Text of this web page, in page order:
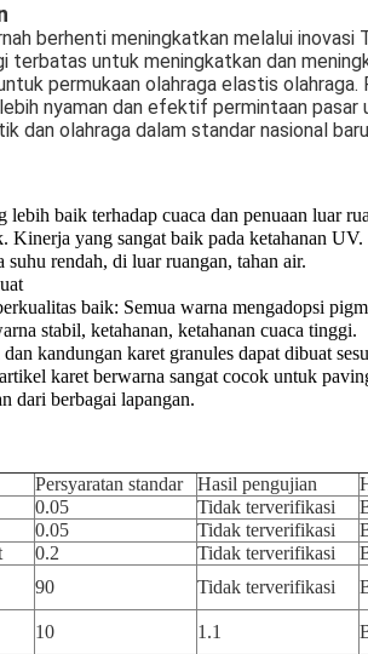
berhenti meningkatkan melalui
terbatas untuk meningkatkan dan
permukaan olahraga elastis olahraga.
nyaman dan efektif permintaan
dan olahraga dalam standar nasional
lebih baik terhadap cuaca dan penuaan luar
Kinerja yang sangat baik pada ketahanan UV.
suhu rendah, di luar ruangan, tahan air.
baik: Semua warna mengadopsi
stabil, ketahanan, ketahanan cuaca tinggi.
kandungan karet granules dapat dibuat
karet berwarna sangat cocok untuk
dari berbagai lapangan.
Persyaratan standar Hasil pengujian
0.05 Tidak terverifikasi
0.05 Tidak terverifikasi
0.2 Tidak terverifikasi
90 Tidak terverifikasi
10 1.1